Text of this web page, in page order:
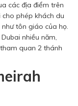
các địa điểm trên
phép khách du
tôn giáo của họ.
nhiều năm,
quan 2 thánh